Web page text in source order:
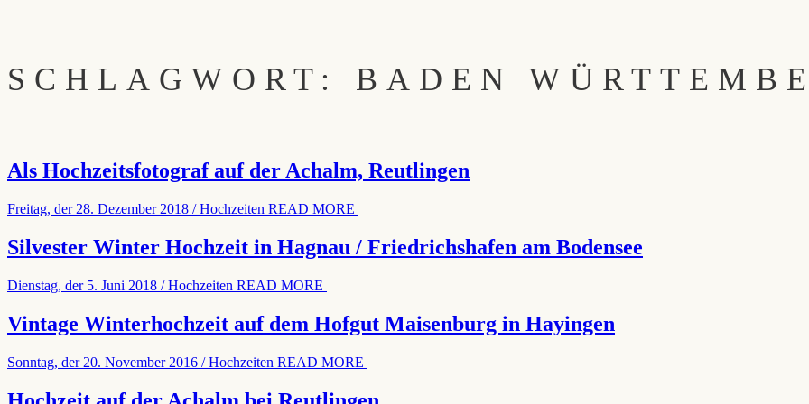
SCHLAGWORT: BADEN
Als Hochzeitsfotograf auf der Achalm, Reutlingen
Freitag, der 28. Dezember 2018 /Hochzeiten READ MORE
Silvester Winter Hochzeit in Hagnau / Friedrichshafen am Bodensee
Dienstag, der 5. Juni 2018 /Hochzeiten READ MORE
Vintage Winterhochzeit auf dem Hofgut Maisenburg in Hayingen
Sonntag, der 20. November 2016 /Hochzeiten READ MORE